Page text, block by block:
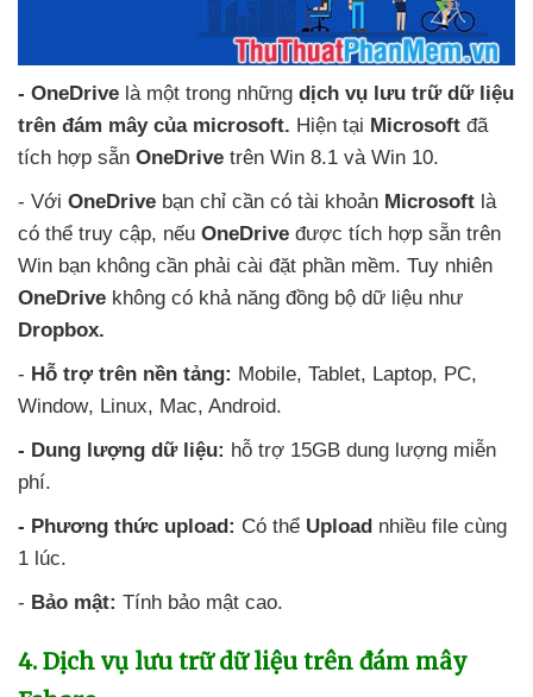
- OneDrive là một trong những dịch vụ lưu trữ dữ liệu
trên đám mây của microsoft. Hiện tại Microsoft đã
tích hợp sẵn OneDrive trên Win 8.1 và Win 10.
- Với OneDrive bạn chỉ cần có tài khoản Microsoft là
có thể truy cập, nếu OneDrive được tích hợp sẵn trên
Win bạn không cần phải cài đặt phần mềm. Tuy nhiên
OneDrive không có khả năng đồng bộ dữ liệu như
Dropbox.
- Hỗ trợ trên nền tảng: Mobile, Tablet, Laptop, PC,
Window, Linux, Mac, Android.
- Dung lượng dữ liệu: hỗ trợ 15GB dung lượng miễn
phí.
- Phương thức upload: Có thể Upload nhiều file cùng
1 lúc.
- Bảo mật: Tính bảo mật cao.
4. Dịch vụ lưu trữ dữ liệu trên đám mây